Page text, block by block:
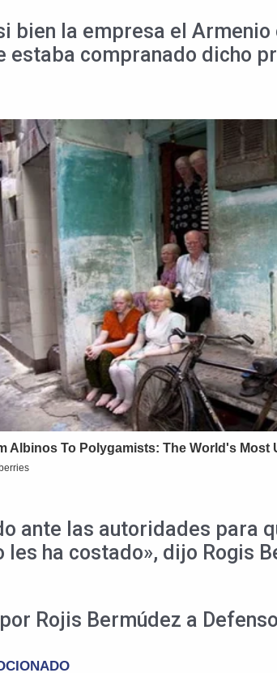
bien la empresa el
estaba compranado dicho
ante las autoridades para
ha costado», dijo Rogis
Rojis Bermúdez a